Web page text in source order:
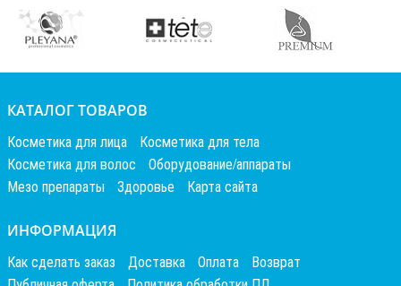
КАТАЛОГ ТОВАРОВ
Косметика для лица
Косметика для тела
Косметика для волос
Оборудование/аппараты
Мезо препараты
Здоровье Карта сайта
ИНФОРМАЦИЯ
Как сделать заказ Доставка Оплата
Возврат